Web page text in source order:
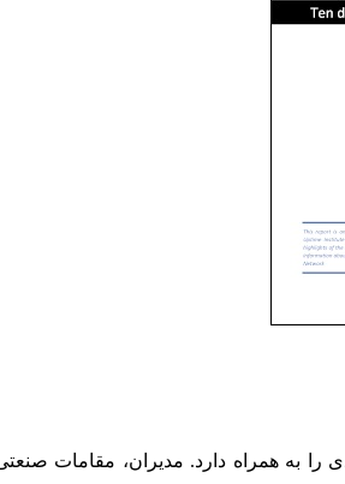
همراه دارد. مدیران، مقامات